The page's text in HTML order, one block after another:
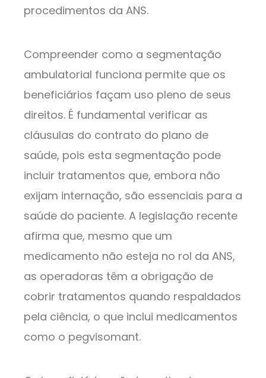
procedimentos da ANS.
Compreender como a segmentação
ambulatorial funciona permite que os
beneficiários façam uso pleno de seus
direitos. É fundamental verificar as
cláusulas do contrato do plano de
saúde, pois esta segmentação pode
incluir tratamentos que, embora não
exijam internação, são essenciais para a
saúde do paciente. A legislação recente
afirma que, mesmo que um
medicamento não esteja no rol da ANS,
as operadoras têm a obrigação de
cobrir tratamentos quando respaldados
pela ciência, o que inclui medicamentos
como o pegvisomant.